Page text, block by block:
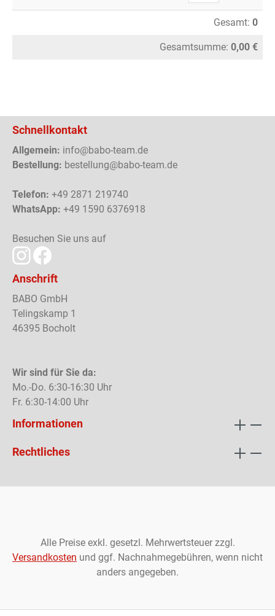
Gesamt: 0
Gesamtsumme: 0,00 €
Schnellkontakt
Allgemein: info@babo-team.de
Bestellung: bestellung@babo-team.de
Telefon: +49 2871 219740
WhatsApp: +49 1590 6376918
Besuchen Sie uns auf
Anschrift
BABO GmbH
Telingskamp 1
46395 Bocholt
Wir sind für Sie da:
Mo.-Do. 6:30-16:30 Uhr
Fr. 6:30-14:00 Uhr
Informationen
Rechtliches
Alle Preise exkl. gesetzl. Mehrwertsteuer zzgl.
Versandkosten und ggf. Nachnahmegebühren, wenn nicht
anders angegeben.